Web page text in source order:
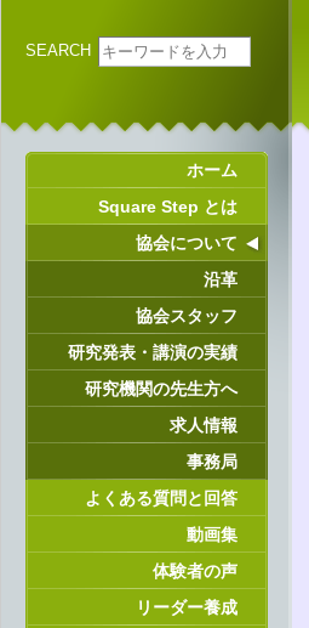
SEARCH
ホーム
Square Step とは
協会について
沿革
協会スタッフ
研究発表・講演の実績
研究機関の先生方へ
求人情報
事務局
よくある質問と回答
動画集
体験者の声
リーダー養成